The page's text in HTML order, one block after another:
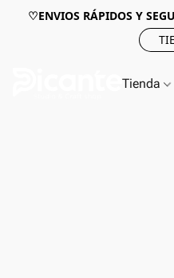
♡ENVIOS RÁPIDOS Y
Tienda